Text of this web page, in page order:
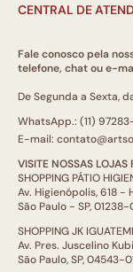
CENTRAL DE
Fale conosco pela
telefone, chat ou e-
De Segunda a Sexta,
WhatsApp.: (11)
E-mail:
VISITE NOSSAS LOJAS
SHOPPING PÁTIO
Av. Higienópolis, 618 -
São Paulo - SP,
SHOPPING JK
Av. Pres. Juscelino
São Paulo, SP, 04543-